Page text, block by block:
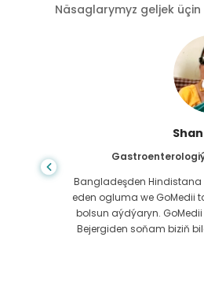
Näsaglarymyz geljek
Bangladeşden
eden ogluma we GoMedii
bolsun aýdýaryn.
Bejergiden soňam biziň